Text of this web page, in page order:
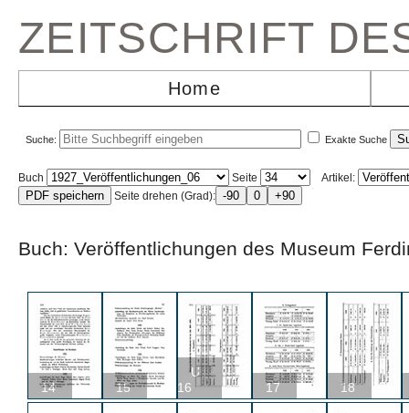
ZEITSCHRIFT
Home
Suche: Exakte Suche
Buch Seite
Artikel:
Seite drehen (Grad):
Buch: Veröffentlichungen des Museum
14 15
U
16
17 18